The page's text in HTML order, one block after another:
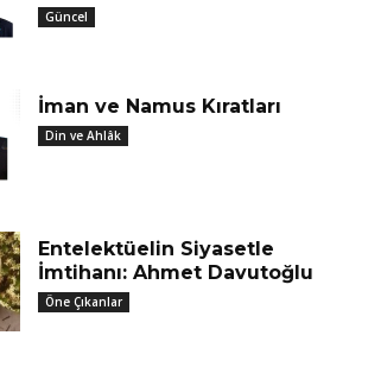
Güncel
İman ve Namus Kıratları
Din ve Ahlâk
Entelektüelin Siyasetle
İmtihanı: Ahmet Davutoğlu
Öne Çıkanlar